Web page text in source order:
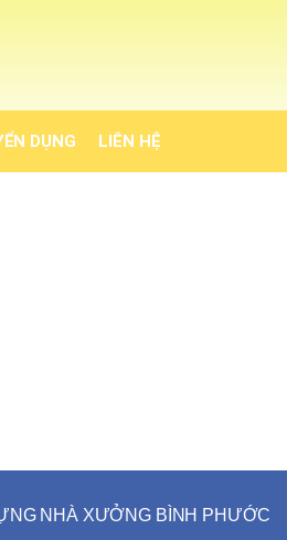
DỤNG LIÊN HỆ
NHÀ XƯỞNG BÌNH PHƯỚC